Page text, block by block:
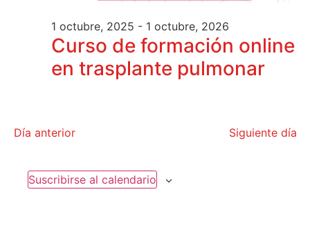
Curso de formación online
en trasplante pulmonar
1 octubre, 2025 - 1 octubre, 2026
Día anterior Siguiente día
Suscribirse al calendario